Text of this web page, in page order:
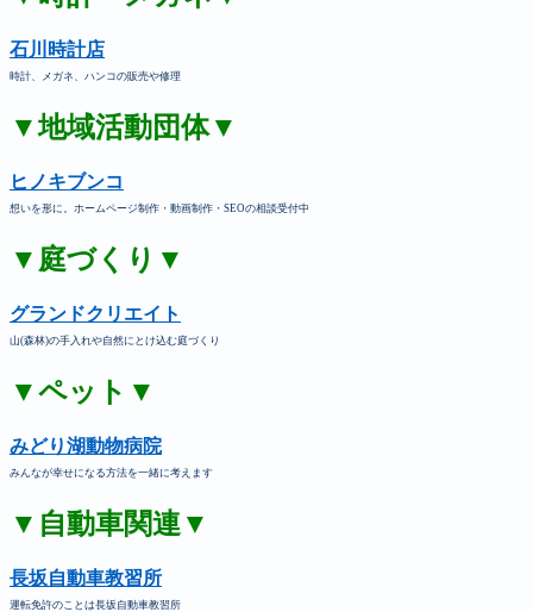
石川時計店
時計、メガネ、ハンコの販売や修理
▼地域活動団体▼
ヒノキブンコ
想いを形に。ホームページ制作・動画制作・SEOの相談受付中
▼庭づくり▼
グランドクリエイト
山(森林)の手入れや自然にとけ込む庭づくり
▼ペット▼
みどり湖動物病院
みんなが幸せになる方法を一緒に考えます
▼自動車関連▼
長坂自動車教習所
運転免許のことは長坂自動車教習所